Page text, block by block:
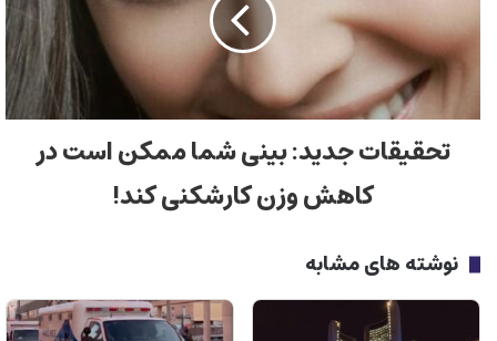
تحقیقات جدید: بینی شما ممکن است در
کاهش وزن کارشکنی کند!
نوشته های مشابه